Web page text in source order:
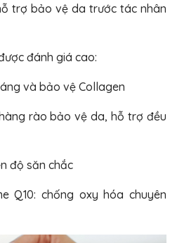
trợ bảo vệ da trước tác nhân
đánh giá cao:
và bảo vệ Collagen
rào bảo vệ da, hỗ trợ đều
độ săn chắc
Q10: chống oxy hóa chuyên